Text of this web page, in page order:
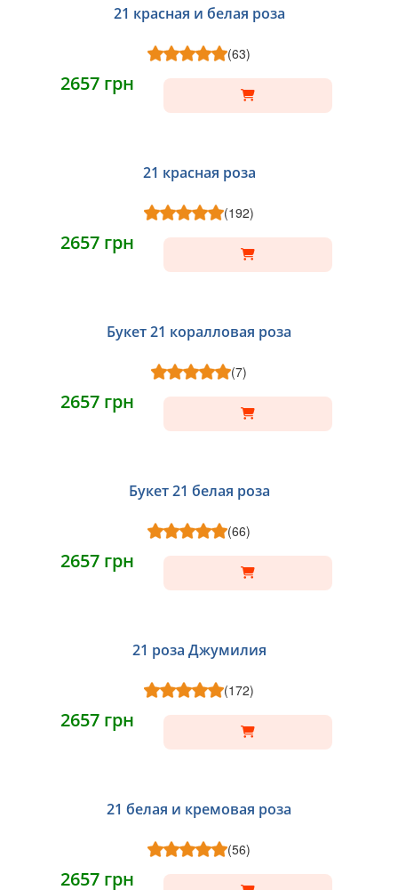
21 красная и белая роза
(63)
2657 грн
21 красная роза
(192)
2657 грн
Букет 21 коралловая роза
(7)
2657 грн
Букет 21 белая роза
(66)
2657 грн
21 роза Джумилия
(172)
2657 грн
21 белая и кремовая роза
(56)
2657 грн